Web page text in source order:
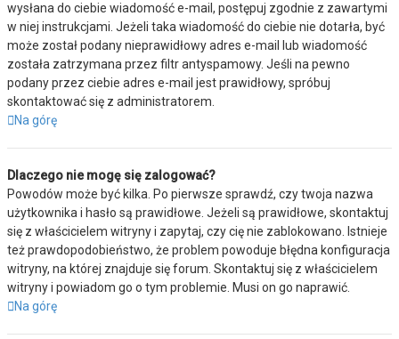
wysłana do ciebie wiadomość e-mail, postępuj zgodnie z zawartymi
w niej instrukcjami. Jeżeli taka wiadomość do ciebie nie dotarła, być
może został podany nieprawidłowy adres e-mail lub wiadomość
została zatrzymana przez filtr antyspamowy. Jeśli na pewno
podany przez ciebie adres e-mail jest prawidłowy, spróbuj
skontaktować się z administratorem.
Na górę
Dlaczego nie mogę się zalogować?
Powodów może być kilka. Po pierwsze sprawdź, czy twoja nazwa
użytkownika i hasło są prawidłowe. Jeżeli są prawidłowe, skontaktuj
się z właścicielem witryny i zapytaj, czy cię nie zablokowano. Istnieje
też prawdopodobieństwo, że problem powoduje błędna konfiguracja
witryny, na której znajduje się forum. Skontaktuj się z właścicielem
witryny i powiadom go o tym problemie. Musi on go naprawić.
Na górę